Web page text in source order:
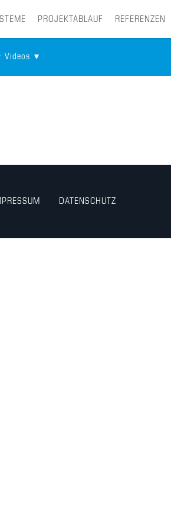
PROJEKTABLAUF REFERENZEN
: Videos
DATENSCHUTZ